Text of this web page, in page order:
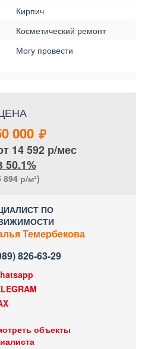
Кирпич
Косметический ремонт
Могу провести
000
14 592 р/мес
50.1%
894 р/м²)
ПО
Темербекова
826-63-29
объекты